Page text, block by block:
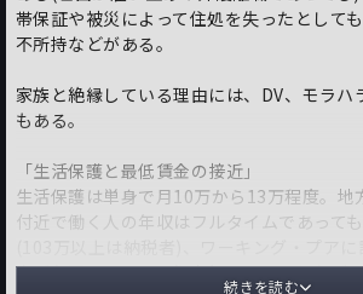
帯保証や被災によって住処を失ったとして
不所持などがある。
家族と絶縁している理由には、DV、モラハ
もある。
「生活保護と最低賃金の接近」
生活保護は単身で月10万から13万程度。地
付近で働く人の年収はフルタイムであって
車が必需品であり、都市部にあるようなデ
続きを読む